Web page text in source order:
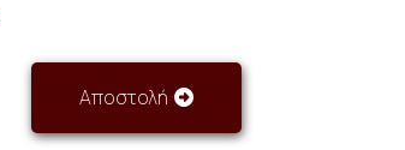
Αποστολή